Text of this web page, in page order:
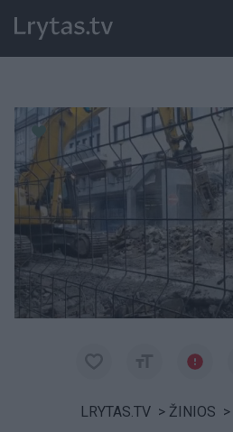
Paremkite Ukrainą
LRYTAS.TV > ŽINIOS >